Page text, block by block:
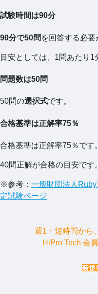
試験時間は90分
90分で50問 を回答する必要
目安としては、1問あたり1
問題数は50問
50問の選択式です。
合格基準は正解率75％
合格基準は正解率75％です。
40問正解が合格の目安です。
※参考： 一般財団法人
定試験ページ
週1・短時間から
HiPro Tech 会
新規